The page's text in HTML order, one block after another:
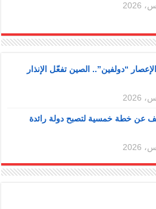
“دولفين”.. الصين تفعّل الإنذار
عن خطة خمسية لتصبح دولة رائدة